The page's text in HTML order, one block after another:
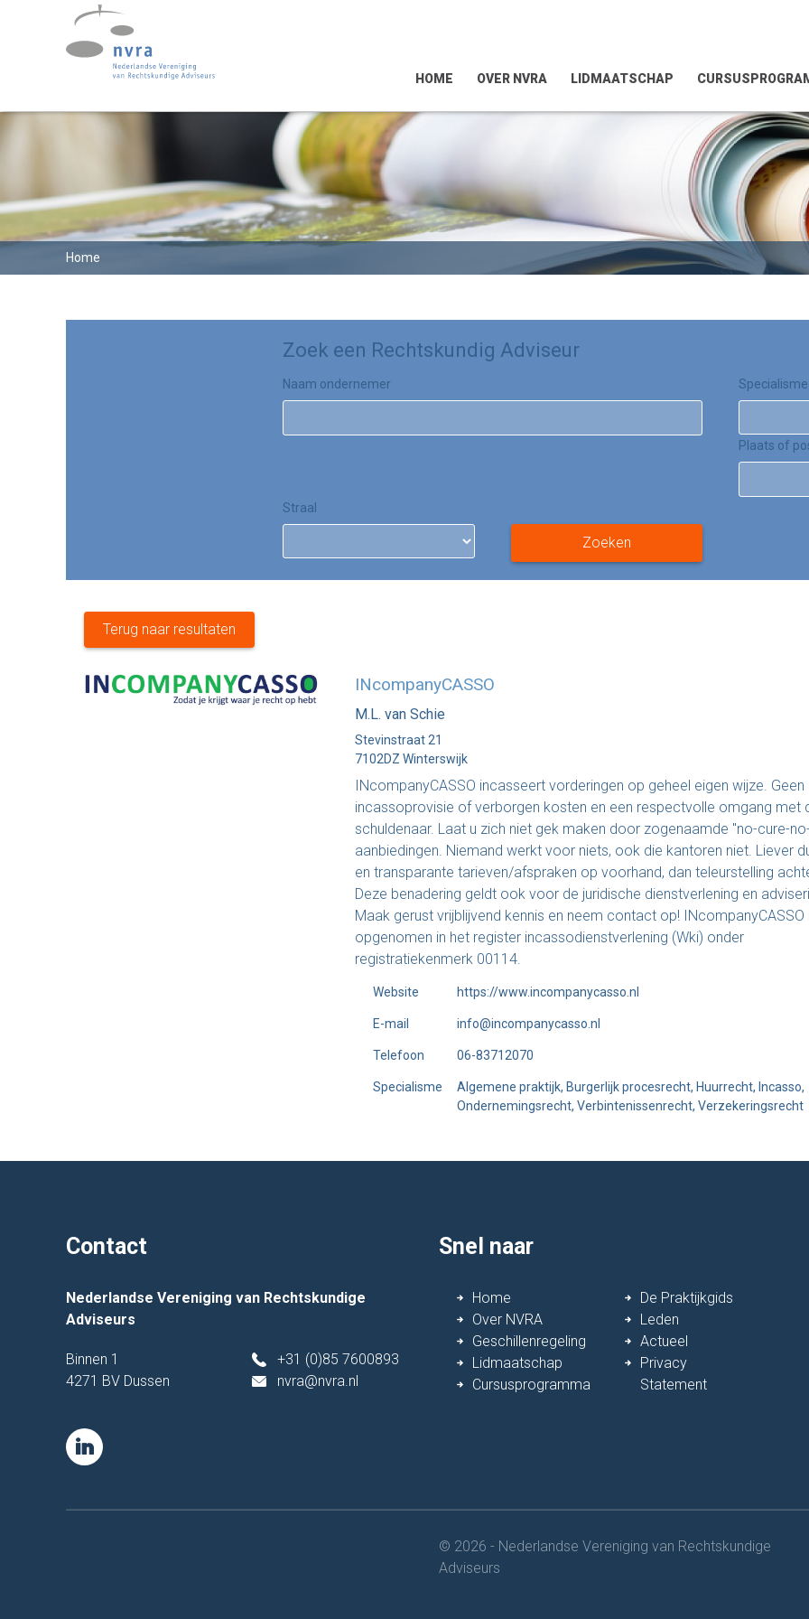
HOME OVER NVRA LIDMAATSCHAP
Home
Zoek een Rechtskundig Adviseur
Naam ondernemer Specialisme
Plaats of
Straal
Zoeken
Terug naar resultaten
INcompanyCASSO
M.L. van Schie
Stevinstraat 21
7102DZ Winterswijk
INcompanyCASSO incasseert vorderingen op geheel eigen wijze. Geen
incassoprovisie of verborgen kosten en een respectvolle omgang met
schuldenaar. Laat u zich niet gek maken door zogenaamde "no-cure-
aanbiedingen. Niemand werkt voor niets, ook die kantoren niet. Liever
en transparante tarieven/afspraken op voorhand, dan teleurstelling
Deze benadering geldt ook voor de juridische dienstverlening en
Maak gerust vrijblijvend kennis en neem contact op! INcompanyCASSO
opgenomen in het register incassodienstverlening (Wki) onder
registratiekenmerk 00114.
Website https://www.incompanycasso.nl
E-mail info@incompanycasso.nl
Telefoon 06-83712070
Specialisme
Algemene praktijk, Burgerlijk procesrecht, Huurrecht, Incasso,
Ondernemingsrecht, Verbintenissenrecht, Verzekeringsrecht
Contact
Nederlandse Vereniging van Rechtskundige
Adviseurs
Binnen 1
4271 BV Dussen
+31 (0)85 7600893
nvra@nvra.nl
Snel naar
Home
Over NVRA
Geschillenregeling
Lidmaatschap
Cursusprogramma
De Praktijkgids
Leden
Actueel
Privacy
Statement
© 2026 - Nederlandse Vereniging van Rechtskundige
Adviseurs